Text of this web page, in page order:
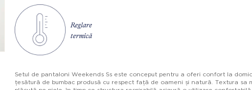
Reglare
termică
Setul de pantaloni Weekends Ss este conceput pentru a oferi confort la
țesătură de bumbac produsă cu respect față de oameni și natură. Textura sa